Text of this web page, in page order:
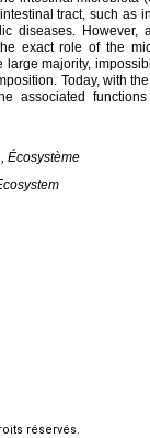
tract, such as
diseases. However,
exact role of the
majority,
Today, with
associated
Écosystème
réservés.